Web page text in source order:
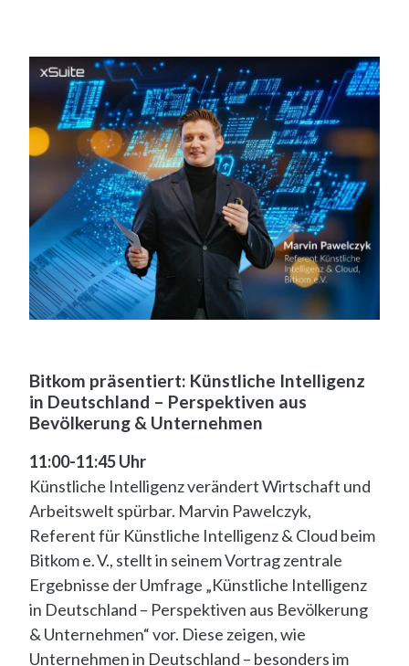
Bitkom präsentiert: Künstliche Intelligenz
in Deutschland – Perspektiven aus
Bevölkerung & Unternehmen
11:00-11:45 Uhr
Künstliche Intelligenz verändert Wirtschaft und
Arbeitswelt spürbar. Marvin Pawelczyk,
Referent für Künstliche Intelligenz & Cloud beim
Bitkom e. V., stellt in seinem Vortrag zentrale
Ergebnisse der Umfrage „Künstliche Intelligenz
in Deutschland – Perspektiven aus Bevölkerung
& Unternehmen“ vor. Diese zeigen, wie
Unternehmen in Deutschland – besonders im